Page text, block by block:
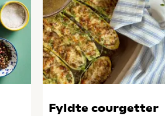
Fyldte courgetter